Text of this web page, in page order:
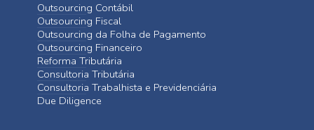
Outsourcing Contábil
Outsourcing Fiscal
Outsourcing da Folha de Pagamento
Outsourcing Financeiro
Reforma Tributária
Consultoria Tributária
Consultoria Trabalhista e Previdenciária
Due Diligence